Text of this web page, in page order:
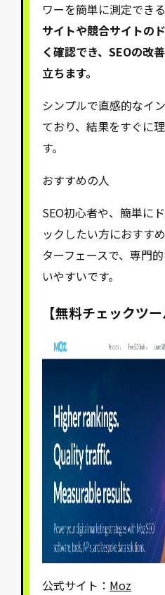
ワーを簡単に測定でき
サイトや競合サイトの
く確認でき、SEOの改
立ちます。
シンプルで直感的なイ
ており、結果をすぐに
す。
おすすめの人
SEO初心者や、簡単に
ックしたい方におすす
ターフェースで、専門
いやすいです。
【無料チェックツー
公式サイト： Moz